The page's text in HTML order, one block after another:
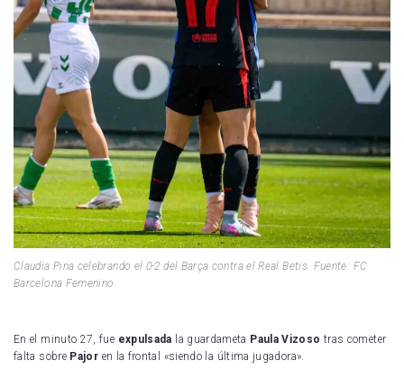
Claudia Pina celebrando el 0-2 del Barça contra el Real Betis. Fuente: FC
Barcelona Femenino
En el minuto 27, fue expulsada la guardameta Paula Vizoso tras cometer
falta sobre Pajor en la frontal «siendo la última jugadora».